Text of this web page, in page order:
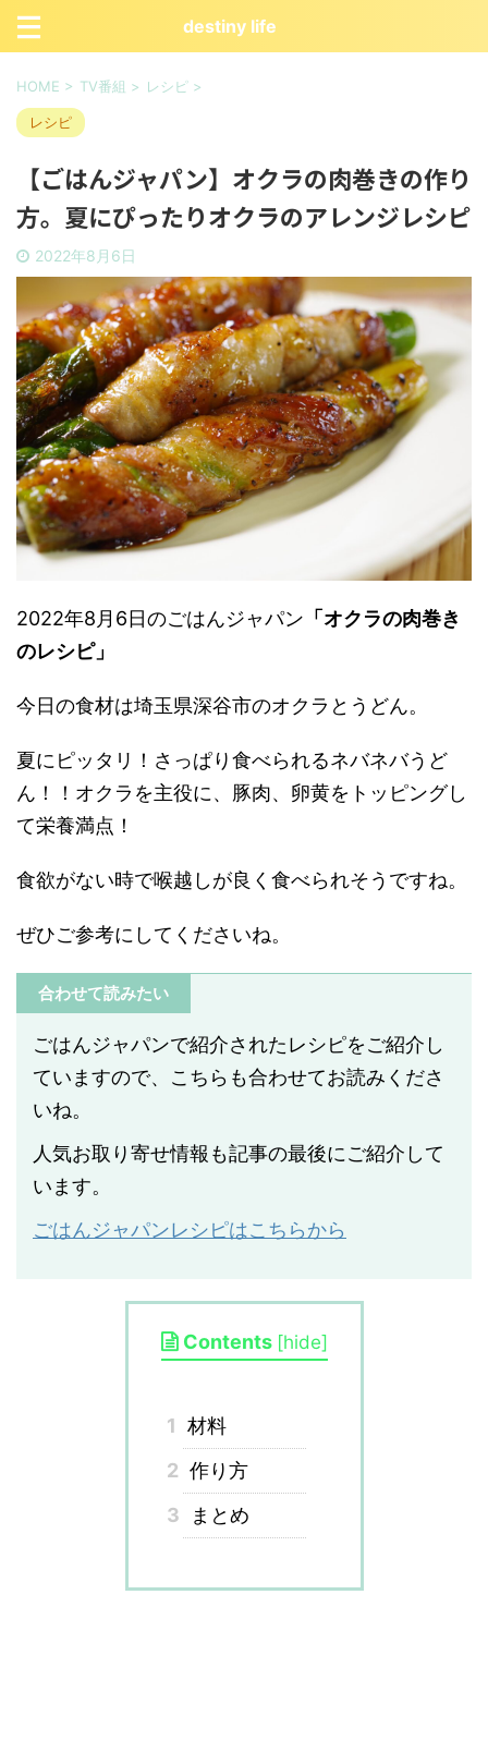
destiny life
HOME > TV番組 > レシピ >
レシピ
【ごはんジャパン】オクラの肉巻きの作り
方。夏にぴったりオクラのアレンジレシピ
2022年8月6日
2022年8月6日のごはんジャパン 「オクラの肉巻き
のレシピ」
今日の食材は埼玉県深谷市のオクラとうどん。
夏にピッタリ！さっぱり食べられるネバネバうど
ん！！オクラを主役に、豚肉、卵黄をトッピングし
て栄養満点！
食欲がない時で喉越しが良く食べられそうですね。
ぜひご参考にしてくださいね。
合わせて読みたい
ごはんジャパンで紹介されたレシピをご紹介し
ていますので、こちらも合わせてお読みくださ
いね。
人気お取り寄せ情報も記事の最後にご紹介して
います。
ごはんジャパンレシピはこちらから
Contents [hide]
1 材料
2 作り方
3
まとめ